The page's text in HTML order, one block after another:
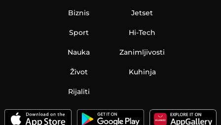
Biznis
Sport
Nauka
Jetset
Hi-Tech
Zanimljivosti
Život Kuhinja
Rijaliti